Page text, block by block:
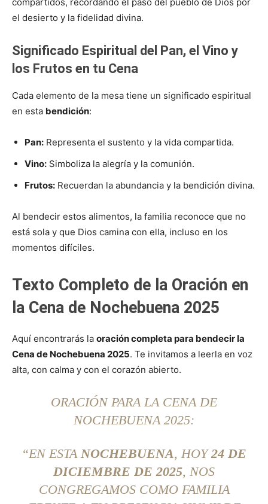
el desierto y la fidelidad divina.
Significado Espiritual del Pan, el Vino y
los Frutos en tu Cena
Cada elemento de la mesa tiene un significado espiritual
en esta bendición:
Pan: Representa el sustento y la vida compartida.
Vino: Simboliza la alegría y la comunión.
Frutos: Recuerdan la abundancia y la bendición divina.
Al bendecir estos alimentos, la familia reconoce que no
está sola y que Dios camina con ella, incluso en los
momentos difíciles.
Texto Completo de la Oración en
la Cena de Nochebuena 2025
Aquí encontrarás la oración completa para bendecir la
Cena de Nochebuena 2025. Te invitamos a leerla en voz
alta, con calma y con el corazón abierto.
ORACIÓN PARA LA CENA DE
NOCHEBUENA 2025:
“EN ESTA NOCHEBUENA, HOY24 DE
DICIEMBRE DE 2025, NOS
CONGREGAMOS COMO FAMILIA